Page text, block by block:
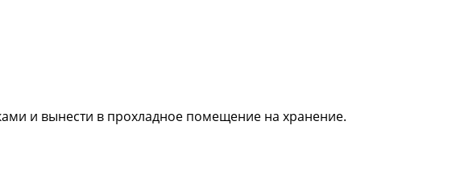
и вынести в прохладное помещение на хранение.